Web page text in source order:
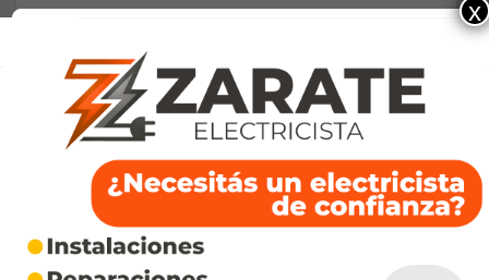
En esta sesión, transmitida en vivo, Tahraoui
manifestó «comprensión» hacia las demandas y
defendió las reformas impulsadas por el
Ejecutivo como «el camino para cumplir con
estas expectativas».
Fuente: teleSUR
x